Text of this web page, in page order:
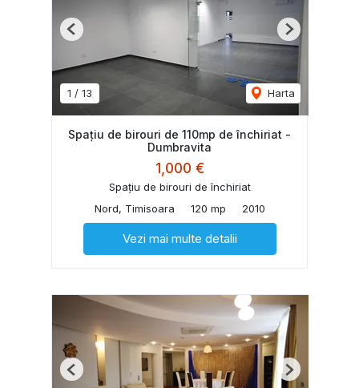
1 / 13 Harta
Previous Next
Spațiu de birouri de 110mp de închiriat -
Dumbravita
1,000 €
Spațiu de birouri de închiriat
Nord, Timisoara
120 mp 2010
Vezi mai multe detalii
Previous Next